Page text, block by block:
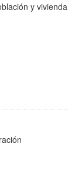
y vivienda